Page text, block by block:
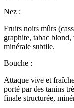
Nez :
Fruits noirs mûrs
graphite, tabac blond,
minérale subtile.
Bouche :
Attaque vive et
porté par des tanins
finale structurée,